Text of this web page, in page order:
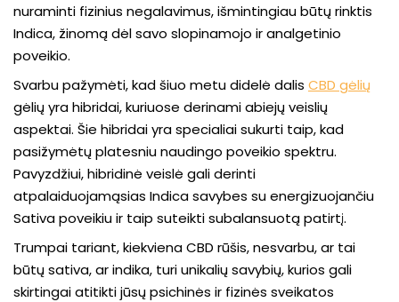
nuraminti fizinius negalavimus, išmintingiau būtų rinktis
Indica, žinomą dėl savo slopinamojo ir analgetinio
poveikio.
Svarbu pažymėti, kad šiuo metu didelė dalis CBD gėlių
gėlių yra hibridai, kuriuose derinami abiejų veislių
aspektai. Šie hibridai yra specialiai sukurti taip, kad
pasižymėtų platesniu naudingo poveikio spektru.
Pavyzdžiui, hibridinė veislė gali derinti
atpalaiduojamąsias Indica savybes su energizuojančiu
Sativa poveikiu ir taip suteikti subalansuotą patirtį.
Trumpai tariant, kiekviena CBD rūšis, nesvarbu, ar tai
būtų sativa, ar indika, turi unikalių savybių, kurios gali
skirtingai atitikti jūsų psichinės ir fizinės sveikatos